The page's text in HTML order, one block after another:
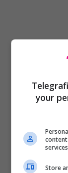
your
content
Store